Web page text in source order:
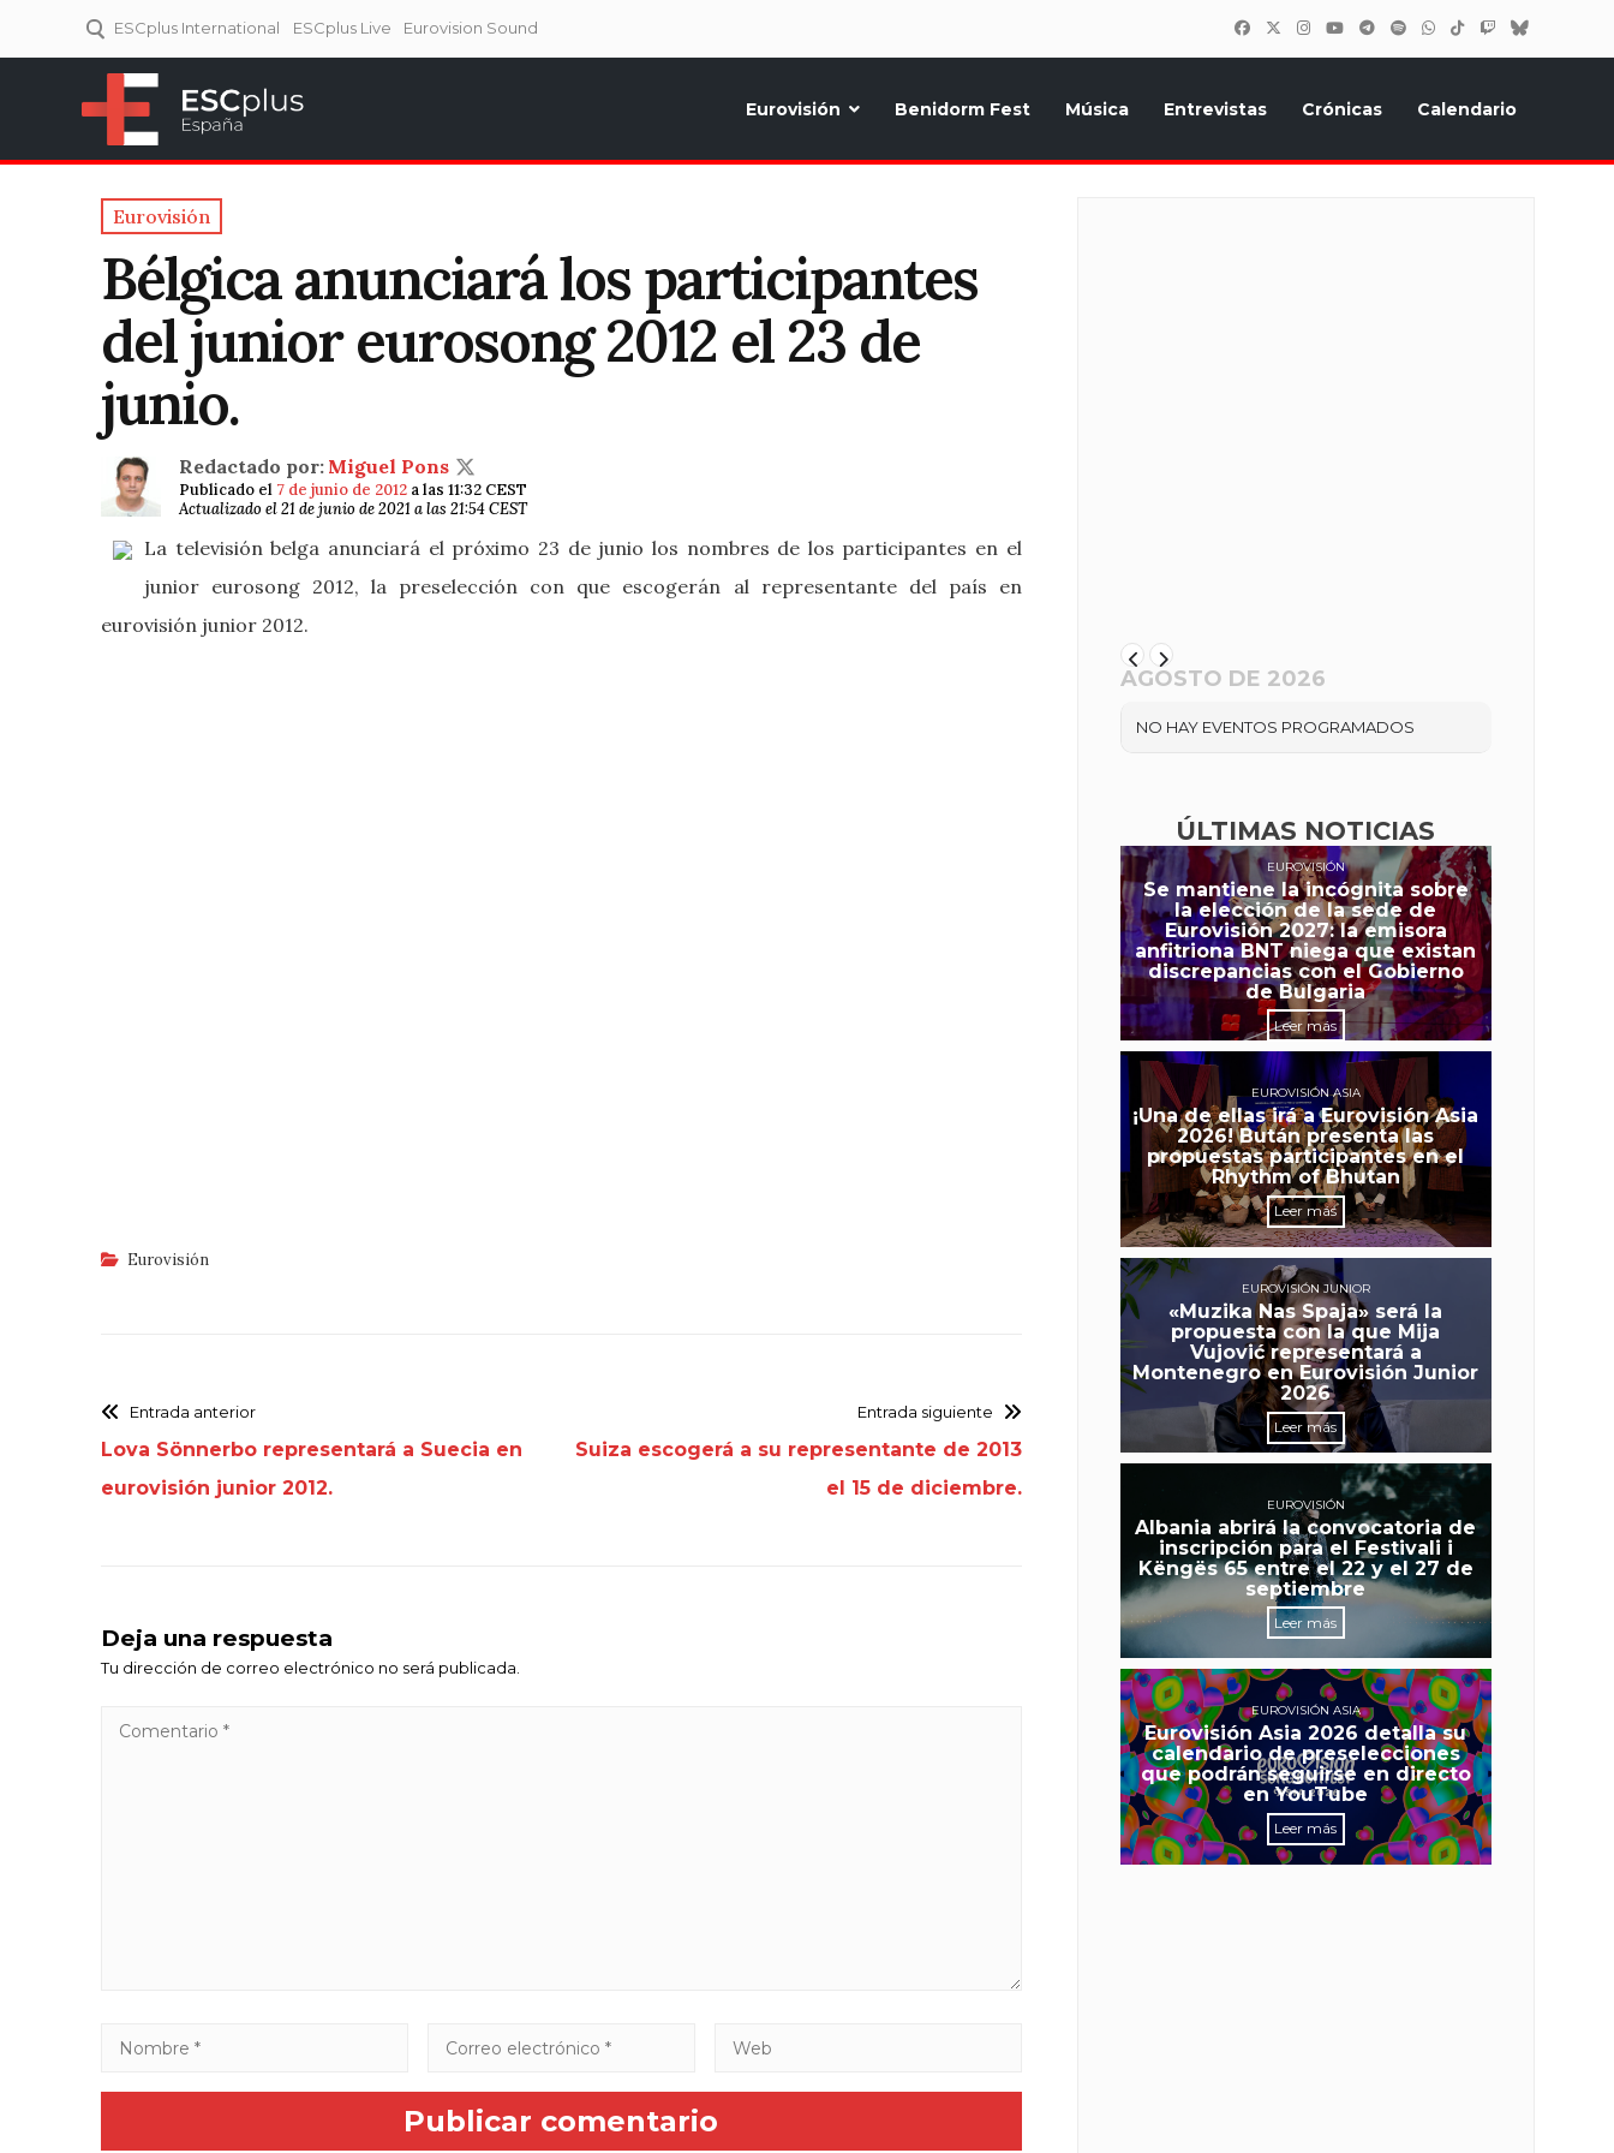
ESCplus International ESCplus Live Eurovision Sound
Eurovisión Benidorm Fest Música Entrevistas Crónicas Calendario
Eurovisión
Bélgica anunciará los participantes
del junior eurosong 2012 el 23 de
junio.
Redactado por: Miguel Pons
Publicado el 7 de junio de 2012 a las 11:32 CEST
Actualizado el 21 de junio de 2021 a las 21:54 CEST
La televisión belga anunciará el próximo 23 de junio los nombres de los participantes en el
junior eurosong 2012, la preselección con que escogerán al representante del país en
eurovisión junior 2012.
Eurovisión
Entrada anterior
Lova Sönnerbo representará a Suecia en
eurovisión junior 2012.
Entrada siguiente
Suiza escogerá a su representante de 2013
el 15 de diciembre.
Deja una respuesta
Tu dirección de correo electrónico no será publicada.
AGOSTO DE 2026
NO HAY EVENTOS PROGRAMADOS
ÚLTIMAS NOTICIAS
EUROVISIÓN
Se mantiene la incógnita sobre
la elección de la sede de
Eurovisión 2027: la emisora
anfitriona BNT niega que existan
discrepancias con el Gobierno
de Bulgaria
Leer más
EUROVISIÓN ASIA
¡Una de ellas irá a Eurovisión Asia
2026! Bután presenta las
propuestas participantes en el
Rhythm of Bhutan
Leer más
EUROVISIÓN JUNIOR
«Muzika Nas Spaja» será la
propuesta con la que Mija
Vujović representará a
Montenegro en Eurovisión Junior
2026
Leer más
EUROVISIÓN
Albania abrirá la convocatoria de
inscripción para el Festivali i
Këngës 65 entre el 22 y el 27 de
septiembre
Leer más
EUROVISIÓN ASIA
Eurovisión Asia 2026 detalla su
calendario de preselecciones
que podrán seguirse en directo
en YouTube
Leer más